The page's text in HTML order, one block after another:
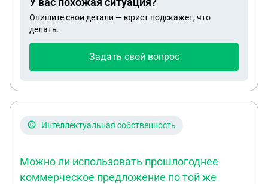
на город миллионник), мы вынуждены
переезжать обратно в свой город. При этом нести
новые затраты, смена школы и прочий
права у нас для комфортного увольнения, так как
должности нет возможности. При этом
меньше. Я - его супруга трудоустроена, и сейчас
Опишите свои детали — юрист подскажет, что
делать.
Задать свой вопрос
Интеллектуальная собственность
Можно ли использовать прошлогоднее
коммерческое предложение по той же